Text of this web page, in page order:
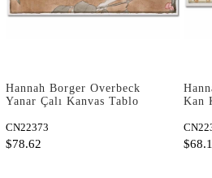
Hannah Borger Overbeck
Yanar Çalı Kanvas Tablo
CN22373
$78.62
Kan